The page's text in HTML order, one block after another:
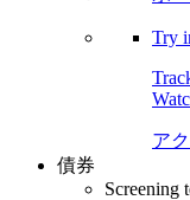
Try
ア
債券
Screening